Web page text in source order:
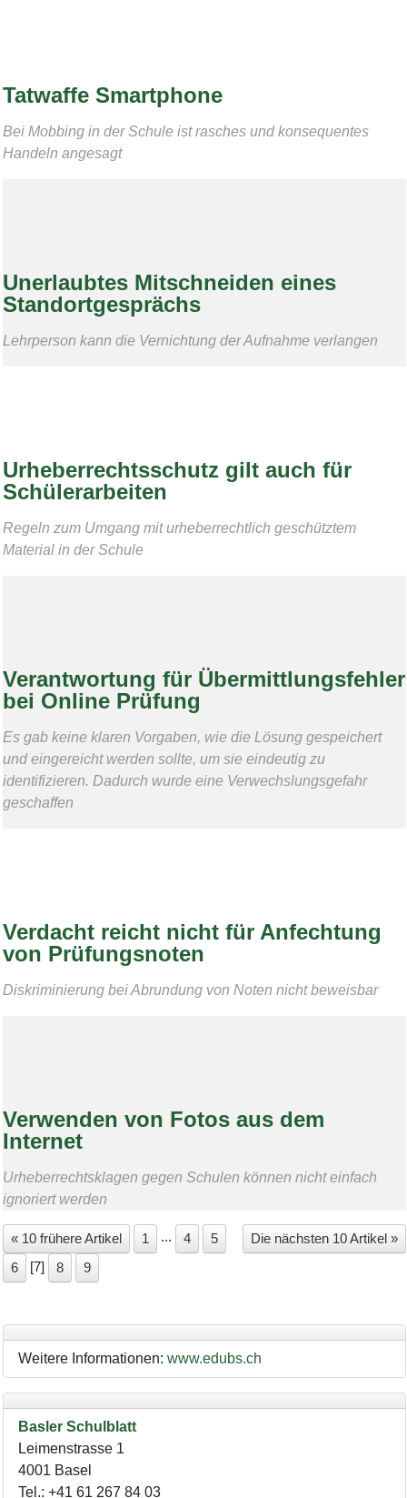
Tatwaffe Smartphone
Bei Mobbing in der Schule ist rasches und konsequentes
Handeln angesagt
Unerlaubtes Mitschneiden eines
Standortgesprächs
Lehrperson kann die Vernichtung der Aufnahme verlangen
Urheberrechtsschutz gilt auch für
Schülerarbeiten
Regeln zum Umgang mit urheberrechtlich geschütztem
Material in der Schule
Verantwortung für Übermittlungsfehler
bei Online Prüfung
Es gab keine klaren Vorgaben, wie die Lösung gespeichert
und eingereicht werden sollte, um sie eindeutig zu
identifizieren. Dadurch wurde eine Verwechslungsgefahr
geschaffen
Verdacht reicht nicht für Anfechtung
von Prüfungsnoten
Diskriminierung bei Abrundung von Noten nicht beweisbar
Verwenden von Fotos aus dem
Internet
Urheberrechtsklagen gegen Schulen können nicht einfach
ignoriert werden
« 10 frühere Artikel Die nächsten 10 Artikel »
1 ... 4
5
6
[7] 8 9
Weitere Informationen: www.edubs.ch
Basler Schulblatt
Leimenstrasse 1
4001 Basel
Tel.: +41 61 267 84 03